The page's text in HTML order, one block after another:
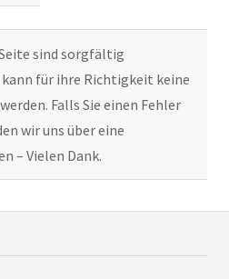
sind sorgfältig
für ihre Richtigkeit keine
Falls Sie einen Fehler
wir uns über eine
– Vielen Dank.